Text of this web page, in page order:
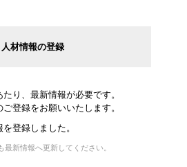
人材情報の登録
り、最新情報が必要です。
登録をお願いいたします。
を登録しました。
新情報へ更新してください。